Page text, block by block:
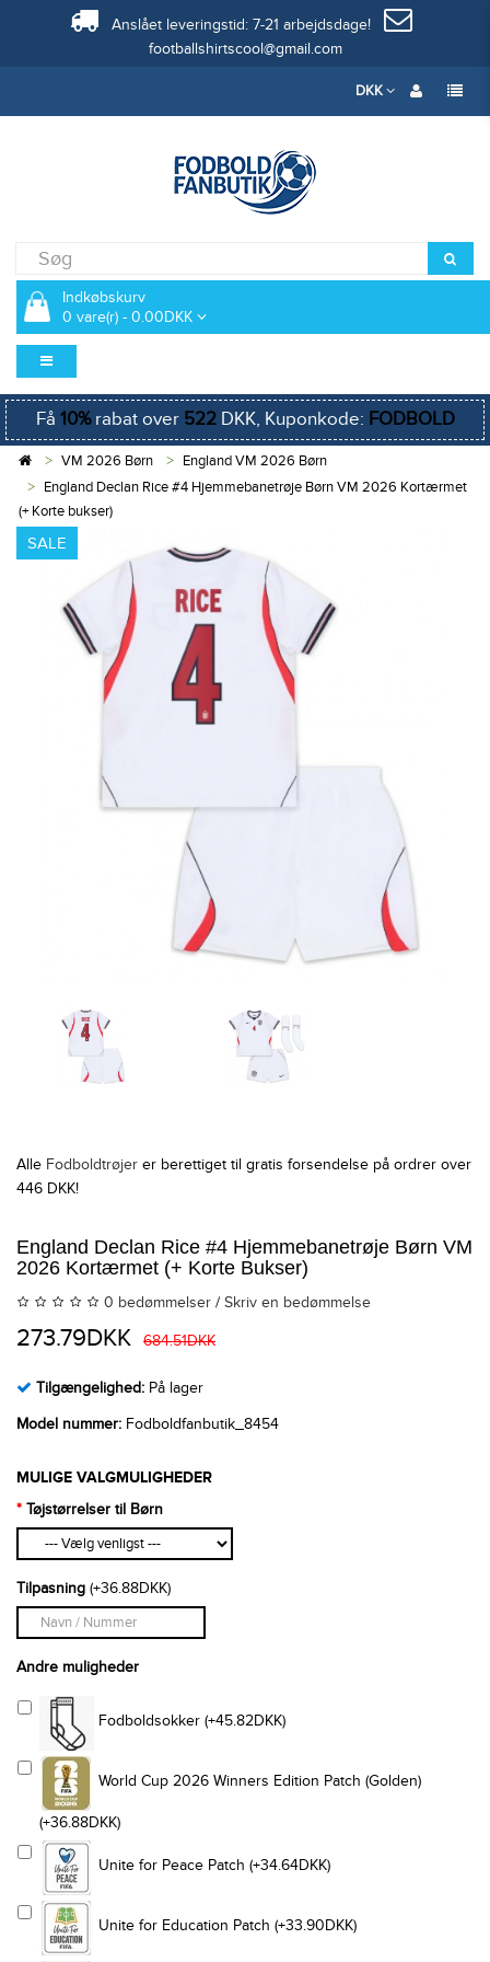
Anslået leveringstid: 7-21 arbejdsdage!
footballshirtscool@gmail.com
DKK
Indkøbskurv
0 vare(r) - 0.00DKK
Få 10%rabat over 522DKK, Kuponkode: FODBOLD
VM 2026 Børn
England VM 2026 Børn
England Declan Rice #4 Hjemmebanetrøje Børn VM 2026 Kortærmet
(+ Korte bukser)
SALE
Alle Fodboldtrøjer er berettiget til gratis forsendelse på ordrer over
446 DKK!
England Declan Rice #4 Hjemmebanetrøje Børn VM
2026 Kortærmet (+ Korte Bukser)
0 bedømmelser / Skriv en bedømmelse
273.79DKK 684.51DKK
Tilgængelighed: På lager
Model nummer: Fodboldfanbutik_8454
MULIGE VALGMULIGHEDER
Tøjstørrelser til Børn
Tilpasning (+36.88DKK)
Andre muligheder
Fodboldsokker (+45.82DKK)
World Cup 2026 Winners Edition Patch (Golden)
(+36.88DKK)
Unite for Peace Patch (+34.64DKK)
Unite for Education Patch (+33.90DKK)